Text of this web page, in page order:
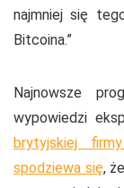
najmniej się
Bitcoina.”
Najnowsze
wypowiedzi
brytyjskiej
spodziewa się,